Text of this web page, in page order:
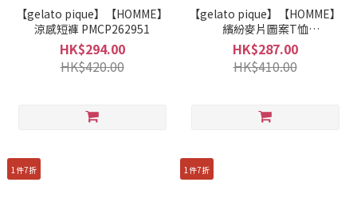
【gelato pique】【HOMME】
涼感短褲 PMCP262951
HK$294.00
HK$420.00
【gelato pique】【HOMME】
繽紛麥片圖案T恤
PMCT261915
HK$287.00
HK$410.00
1件7折 1件7折